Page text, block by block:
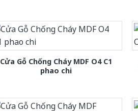
Cửa Gỗ Chống Cháy MDF O4 C1
phao chi